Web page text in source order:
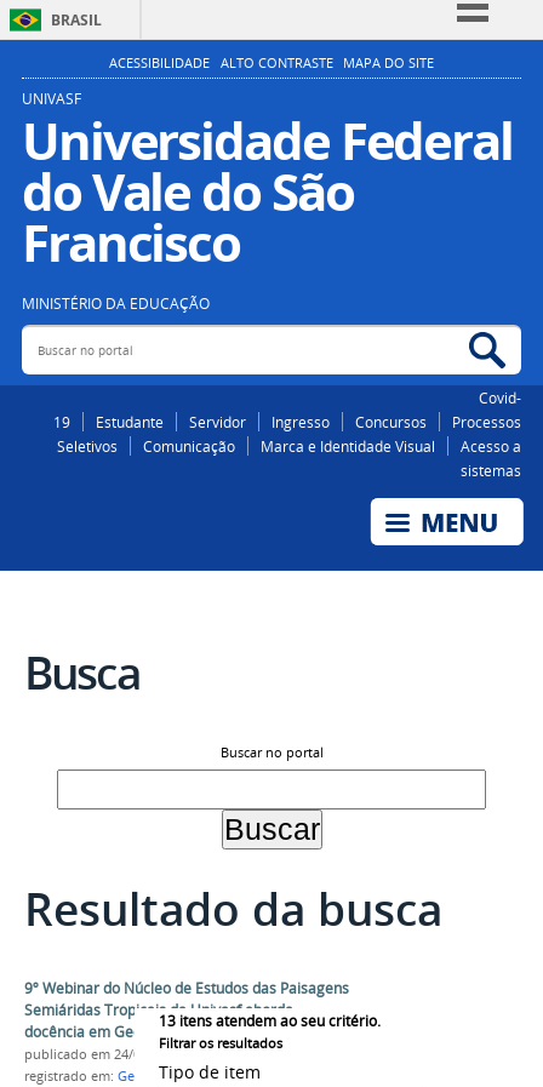
BRASIL
Simplifique!
Participe
Acesso à informação
Legislação
ACESSIBILIDADE ALTO CONTRASTE MAPA DO SITE
UNIVASF
Universidade Federal
do Vale do São
Francisco
MINISTÉRIO DA EDUCAÇÃO
Buscar no portal
Covid-
19
Estudante Servidor Ingresso Concursos
Processos
Seletivos
Comunicação Marca e Identidade Visual
Acesso a
sistemas
Busca
Buscar no portal
Resultado da busca
13 itens atendem ao seu critério.
Filtrar os resultados
Tipo de item
9º Webinar do Núcleo de Estudos das Paisagens
Semiáridas Tropicais da Univasf aborda
docência em Geografia
publicado em 24/09/2020
registrado em: Geografia,NEPST ,Webinar